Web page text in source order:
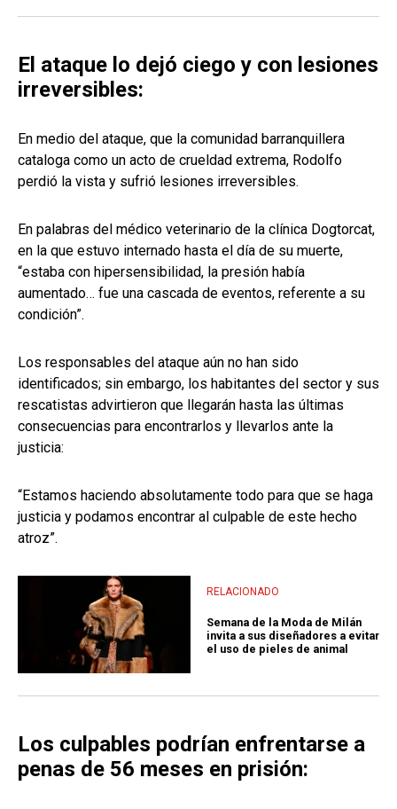
El ataque lo dejó ciego y con lesiones
irreversibles:
En medio del ataque, que la comunidad barranquillera
cataloga como un acto de crueldad extrema, Rodolfo
perdió la vista y sufrió lesiones irreversibles.
En palabras del médico veterinario de la clínica Dogtorcat,
en la que estuvo internado hasta el día de su muerte,
“estaba con hipersensibilidad, la presión había
aumentado… fue una cascada de eventos, referente a su
condición”.
Los responsables del ataque aún no han sido
identificados; sin embargo, los habitantes del sector y sus
rescatistas advirtieron que llegarán hasta las últimas
consecuencias para encontrarlos y llevarlos ante la
justicia:
“Estamos haciendo absolutamente todo para que se haga
justicia y podamos encontrar al culpable de este hecho
atroz”.
RELACIONADO
Semana de la Moda de Milán
invita a sus diseñadores a evitar
el uso de pieles de animal
Los culpables podrían enfrentarse a
penas de 56 meses en prisión: